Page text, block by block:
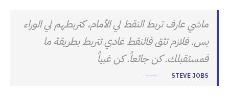
ماشي عارف تربط النقط لي الأمام، كتربطهم لي الوراء
بس. فلازم تثق فالنقط غادي تتربط بطريقة ما
فمستقبلك. كن جائعاً. كن غبياً
STEVE JOBS